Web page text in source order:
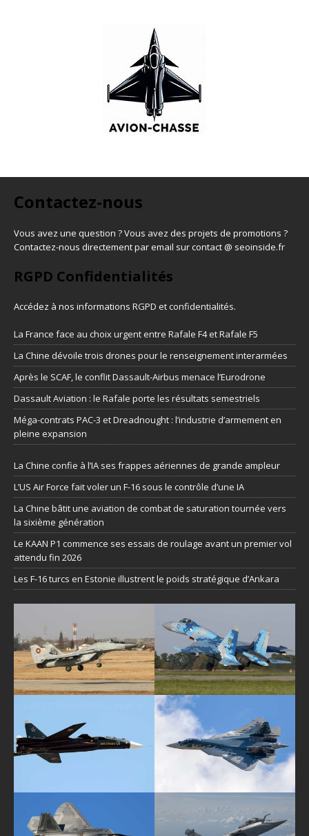
Contactez-nous
Vous avez une question ? Vous avez des projets de promotions ?
Contactez-nous directement par email sur contact @ seoinside.fr
RGPD Confidentialités
Accédez à nos informations RGPD et confidentialités.
La France face au choix urgent entre Rafale F4 et Rafale F5
La Chine dévoile trois drones pour le renseignement interarmées
Après le SCAF, le conflit Dassault-Airbus menace l’Eurodrone
Dassault Aviation : le Rafale porte les résultats semestriels
Méga-contrats PAC-3 et Dreadnought : l’industrie d’armement en
pleine expansion
La Chine confie à l’IA ses frappes aériennes de grande ampleur
L’US Air Force fait voler un F-16 sous le contrôle d’une IA
La Chine bâtit une aviation de combat de saturation tournée vers
la sixième génération
Le KAAN P1 commence ses essais de roulage avant un premier vol
attendu fin 2026
Les F-16 turcs en Estonie illustrent le poids stratégique d’Ankara